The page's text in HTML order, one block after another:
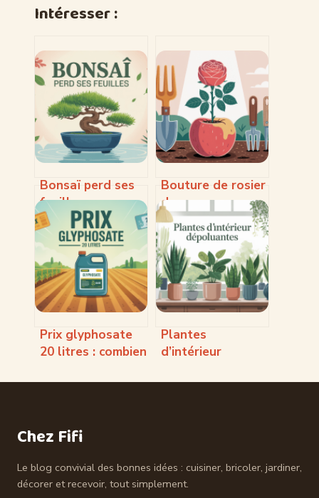
Intéresser :
Bonsaï perd ses
feuilles : causes,
solutions et
gestes d’urgence
Bouture de rosier
dans une pomme
de terre :
méthode,
résultats et
alternatives
Prix glyphosate
20 litres : combien
en 2024 ?
Plantes
d’intérieur
comment choisir,
Chez Fifi
Le blog convivial des bonnes idées : cuisiner, bricoler, jardiner,
décorer et recevoir, tout simplement.